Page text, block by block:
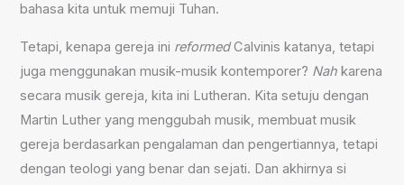
bahasa kita untuk memuji Tuhan.
Tetapi, kenapa gereja ini reformedCalvinis katanya, tetapi
juga menggunakan musik-musik kontemporer? Nah karena
secara musik gereja, kita ini Lutheran. Kita setuju dengan
Martin Luther yang menggubah musik, membuat musik
gereja berdasarkan pengalaman dan pengertiannya, tetapi
dengan teologi yang benar dan sejati. Dan akhirnya si